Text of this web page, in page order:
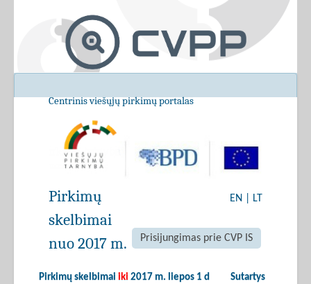
Centrinis viešųjų pirkimų portalas
EN LT
Prisijungimas prie CVP IS
Pirkimų skelbimai iki 2017 m. liepos 1 d Sutartys
Pirkimų
skelbimai
nuo 2017 m.